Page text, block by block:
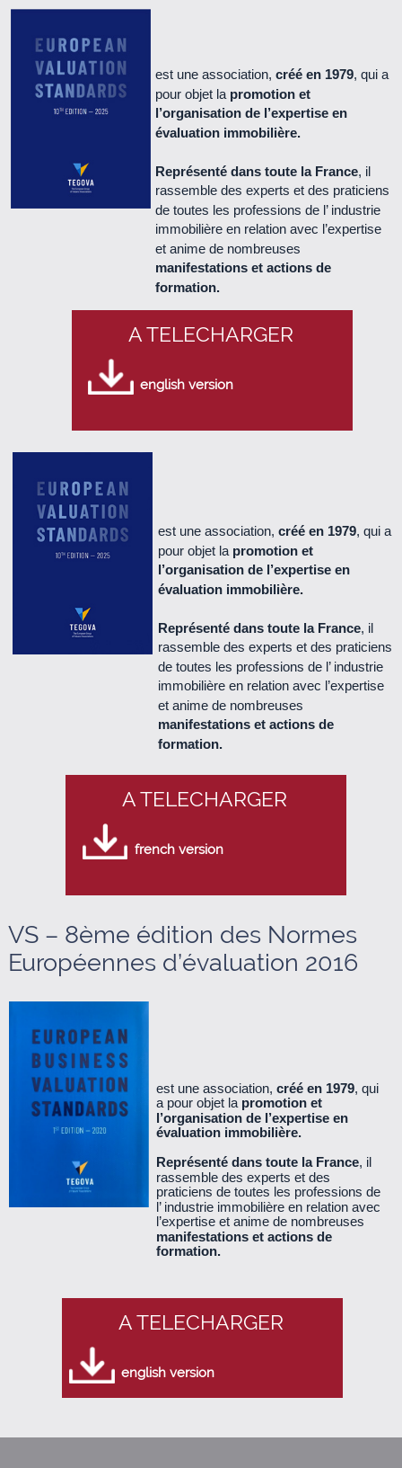
Le Cercle n° 63 - Juin 2018 (2.3 Mo)
Le Cercle n° 62 - Juillet 2017 (1.9 Mo)
Le Cercle n° 61 - Mars 2017 (1.4 Mo)
Le Cercle n° 59 - Avril 2016 (2.2 Mo)
Le Cercle n° 58 - novembre 2015 (1.8 Mo)
Le Cercle n° 57 - juillet 2015 (2.0 Mo)
Le Cercle n° 56 - Avril 2015 (2.2 Mo)
Le Cercle n° 55 - Décembre 2014 (2.1 Mo)
Le Cercle n°52 - Mai 2014 (1.6 Mo)
Le Cercle n°51 - décembre 2013 (1.3 Mo)
Le Cercle n°50 - octobre 2013 (670 Ko)
Le Cercle n°49 - juillet 2013 (500 Ko)
Le Cercle n°48 - mars 2013 (950 Ko)
Le Cercle n°47 - décembre 2012 (440 Ko)
Le Cercle n°46 - septembre 2012 (1.2 Mo)
Le Cercle n°45 - juillet 2012 (950 Ko)
Le Cercle n°43 - décembre 2011 (340 Ko)
Le Cercle n°42 - septembre 2011 (510 Ko)
Le Cercle n°40 - avril 2011 (280 Ko)
Le Cercle n°39 - janvier 2011 (340 Ko)
Le Cercle n°38 - octobre 2010 (530 Ko)
Le Cercle n°37 - juillet 2010 (260 Ko)
Le Cercle n°36 - mars 2010 (890 Ko)
Le cercle n°33 - juin 2009 (140 Ko)
est une association, créé en 1979, qui a
pour objet la promotion et
l’organisation de l’expertise en
évaluation immobilière.
Représenté dans toute la France, il
rassemble des experts et des praticiens
de toutes les professions de l’ industrie
immobilière en relation avec l’expertise
et anime de nombreuses
manifestations et actions de
formation.
A TELECHARGER
english version
est une association, créé en 1979, qui a
pour objet la promotion et
l’organisation de l’expertise en
évaluation immobilière.
Représenté dans toute la France, il
rassemble des experts et des praticiens
de toutes les professions de l’ industrie
immobilière en relation avec l’expertise
et anime de nombreuses
manifestations et actions de
formation.
A TELECHARGER
french version
VS – 8ème édition des Normes
Européennes d’évaluation 2016
est une association, créé en 1979, qui
a pour objet la promotion et
l’organisation de l’expertise en
évaluation immobilière.
Représenté dans toute la France, il
rassemble des experts et des
praticiens de toutes les professions de
l’ industrie immobilière en relation avec
l’expertise et anime de nombreuses
manifestations et actions de
formation.
A TELECHARGER
english version